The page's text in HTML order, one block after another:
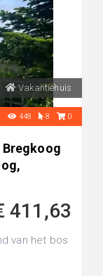
Vakantiehuis
448 8 0
411,63
van het bos